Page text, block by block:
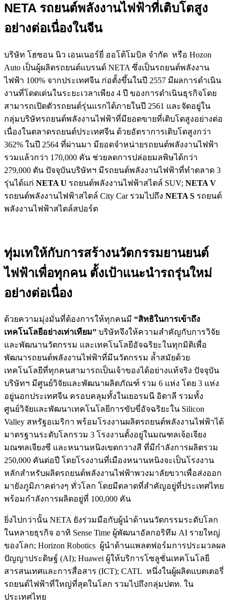
NETAรถยนต์พลังงานไฟฟ้าที่เติบโตสูง
อย่างต่อเนื่องในจีน
บริษัท โฮซอน นิว เอนเนอร์ยี่ ออโต้โมบิล จำกัด หรือ Hozon
Auto เป็นผู้ผลิตรถยนต์แบรนด์ NETA ซึ่งเป็นรถยนต์พลังงาน
ไฟฟ้า 100% จากประเทศจีน ก่อตั้งขึ้นในปี 2557 มีผลการดำเนิน
งานที่โดดเด่นในระยะเวลาเพียง 4 ปี ของการดำเนินธุรกิจโดย
สามารถเปิดตัวรถยนต์รุ่นแรกได้ภายในปี 2561 และจัดอยู่ใน
กลุ่มบริษัทรถยนต์พลังงานไฟฟ้าที่มียอดขายที่เติบโตสูงอย่างต่อ
เนื่องในตลาดรถยนต์ประเทศจีน ด้วยอัตราการเติบโตสูงกว่า
362% ในปี 2564 ที่ผ่านมา มียอดจำหน่ายรถยนต์พลังงานไฟฟ้า
รวมแล้วกว่า 170,000 คัน ช่วยลดการปล่อยมลพิษได้กว่า
279,000 ตัน ปัจจุบันบริษัทฯ มีรถยนต์พลังงานไฟฟ้าที่ทำตลาด 3
รุ่นได้แก่ NETA U รถยนต์พลังงานไฟฟ้าสไตล์ SUV; NETA V
รถยนต์พลังงานไฟฟ้าสไตล์ City Car รวมไปถึง NETA S รถยนต์
พลังงานไฟฟ้าสไตล์สปอร์ต
ทุ่มเทให้กับการสร้างนวัตกรรมยานยนต์
ไฟฟ้าเพื่อทุกคน ตั้งเป้าแนะนำรถรุ่นใหม่
อย่างต่อเนื่อง
ด้วยความมุ่งมั่นที่ต้องการให้ทุกคนมี “สิทธิในการเข้าถึง
เทคโนโลยีอย่างเท่าเทียม” บริษัทจึงให้ความสำคัญกับการวิจัย
และพัฒนานวัตกรรม และเทคโนโลยีอัจฉริยะในทุกมิติเพื่อ
พัฒนารถยนต์พลังงานไฟฟ้าที่มีนวัตกรรม ล้ำสมัยด้วย
เทคโนโลยีที่ทุกคนสามารถเป็นเจ้าของได้อย่างแท้จริง ปัจจุบัน
บริษัทฯ มีศูนย์วิจัยและพัฒนาผลิตภัณฑ์ รวม 6 แห่ง โดย 3 แห่ง
อยู่นอกประเทศจีน ครอบคลุมทั้งในเยอรมนี อิตาลี รวมทั้ง
ศูนย์วิจัยและพัฒนาเทคโนโลยีการขับขี่อัจฉริยะใน Silicon
Valley สหรัฐอเมริกา พร้อมโรงงานผลิตรถยนต์พลังงานไฟฟ้าได้
มาตรฐานระดับโลกรวม 3 โรงงานตั้งอยู่ในมณฑลเจ้อเจียง
มณฑลเจียงซี และหนานหนิงเขตกวางสี ที่มีกำลังการผลิตรวม
250,000 คันต่อปี โดยโรงงานที่เมืองหนานหนิงจะเป็นโรงงาน
หลักสำหรับผลิตรถยนต์พลังงานไฟฟ้าพวงมาลัยขวาเพื่อส่งออก
มายังภูมิภาคต่างๆ ทั่วโลก โดยมีตลาดที่สำคัญอยู่ที่ประเทศไทย
พร้อมกำลังการผลิตอยู่ที่ 100,000 คัน
ยิ่งไปกว่านั้น NETA ยังร่วมมือกับผู้นำด้านนวัตกรรมระดับโลก
ในหลายธุรกิจ อาทิ Sense Time ผู้พัฒนาอัลกอริทึม AI รายใหญ่
ของโลก; Horizon Robotics ผู้นำด้านแพลตฟอร์มการประมวลผล
ปัญญาประดิษฐ์ (AI); Huawei ผู้ให้บริการโซลูชั่นเทคโนโลยี
สารสนเทศและการสื่อสาร (ICT); CATL หนึ่งในผู้ผลิตแบตเตอรี่
รถยนต์ไฟฟ้าที่ใหญ่ที่สุดในโลก รวมไปถึงกลุ่มปตท. ใน
ประเทศไทย